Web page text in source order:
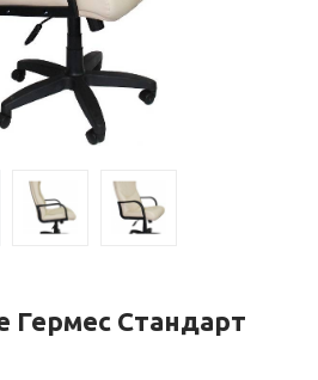
Гермес Стандарт